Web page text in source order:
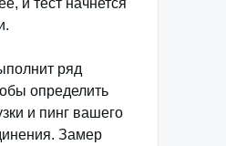
ряд
определить
и пинг вашего
Замер